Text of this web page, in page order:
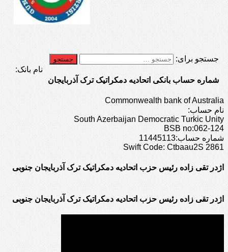
جستجو برای:
شماره حساب بانکی اتحادیه دمکراتیک ترک آذربایجان
نام بانک:
Commonwealth bank of Australia
نام حساب:
South Azerbaijan Democratic Turkic Unity
BSB no:062-124
شماره حساب:11445113
Swift Code: Ctbaau2S 2861
اژدر تقی زاده رئیس حزب اتحادیه دمکراتیک ترک آذربایجان جنوبی
اژدر تقی زاده رئیس حزب اتحادیه دمکراتیک ترک آذربایجان جنوبی